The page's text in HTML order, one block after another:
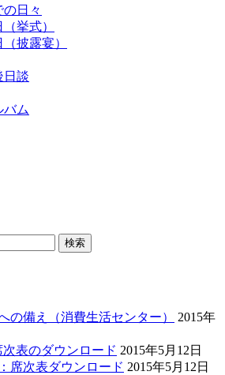
日々
挙式）
披露宴）
日談
バム
の備え（消費生活センター）
2015年
次表のダウンロード 2015年5月12日
席次表ダウンロード 2015年5月12日